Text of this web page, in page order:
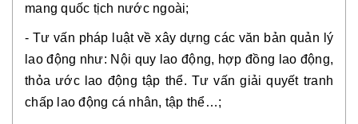
mang quốc tịch nước ngoài;
- Tư vấn pháp luật về xây dựng các văn bản quản lý
lao động như: Nội quy lao động, hợp đồng lao động,
thỏa ước lao động tập thể. Tư vấn giải quyết tranh
chấp lao động cá nhân, tập thể…;